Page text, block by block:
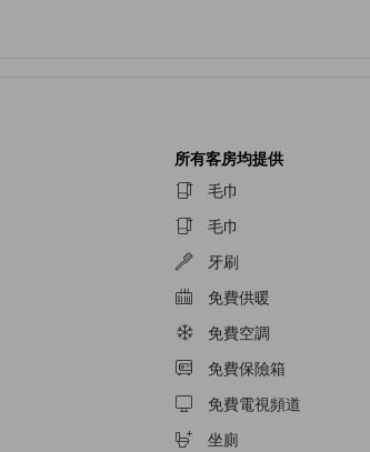
所有客房均提供
毛巾
毛巾
牙刷
免費供暖
免費空調
免費保險箱
免費電視頻道
坐廁